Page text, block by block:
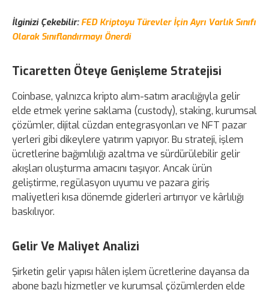
İlginizi Çekebilir: FED Kriptoyu Türevler İçin Ayrı Varlık Sınıfı
Olarak Sınıflandırmayı Önerdi
Ticaretten Öteye Genişleme Stratejisi
Coinbase, yalnızca kripto alım-satım aracılığıyla gelir
elde etmek yerine saklama (custody), staking, kurumsal
çözümler, dijital cüzdan entegrasyonları ve NFT pazar
yerleri gibi dikeylere yatırım yapıyor. Bu strateji, işlem
ücretlerine bağımlılığı azaltma ve sürdürülebilir gelir
akışları oluşturma amacını taşıyor. Ancak ürün
geliştirme, regülasyon uyumu ve pazara giriş
maliyetleri kısa dönemde giderleri artırıyor ve kârlılığı
baskılıyor.
Gelir Ve Maliyet Analizi
Şirketin gelir yapısı hâlen işlem ücretlerine dayansa da
abone bazlı hizmetler ve kurumsal çözümlerden elde